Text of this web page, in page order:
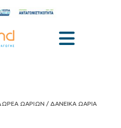
ΩΑΡΙΩΝ / ΔΑΝΕΙΚΑ ΩΑΡΙΑ